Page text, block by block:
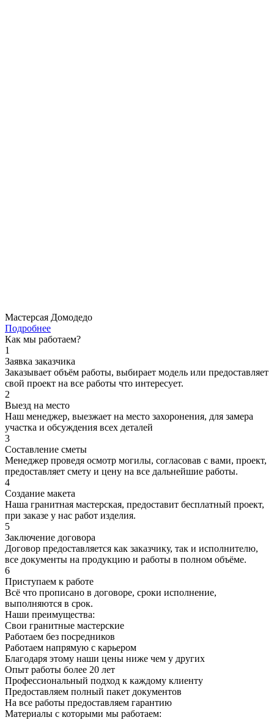
Мастерсая Домодедо
Подробнее
Как мы работаем?
1
Заявка заказчика
Заказывает объём работы, выбирает модель или предоставляет
свой проект на все работы что интересует.
2
Выезд на место
Наш менеджер, выезжает на место захоронения, для замера
участка и обсуждения всех деталей
3
Составление сметы
Менеджер проведя осмотр могилы, согласовав с вами, проект,
предоставляет смету и цену на все дальнейшие работы.
4
Создание макета
Наша гранитная мастерская, предоставит бесплатный проект,
при заказе у нас работ изделия.
5
Заключение договора
Договор предоставляется как заказчику, так и исполнителю,
все документы на продукцию и работы в полном объёме.
6
Приступаем к работе
Всё что прописано в договоре, сроки исполнение,
выполняются в срок.
Наши преимущества:
Свои гранитные мастерские
Работаем без посредников
Работаем напрямую с карьером
Благодаря этому наши цены ниже чем у других
Опыт работы более 20 лет
Профессиональный подход к каждому клиенту
Предоставляем полный пакет документов
На все работы предоставляем гарантию
Материалы с которыми мы работаем: